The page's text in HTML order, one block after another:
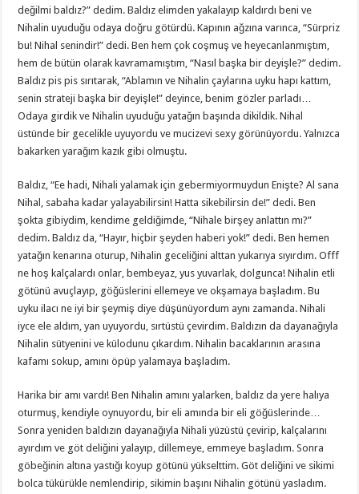
değilmi baldız?” dedim. Baldız elimden yakalayıp kaldırdı beni ve
Nihalin uyuduğu odaya doğru götürdü. Kapının ağzına varınca, “Sürpriz
bu! Nihal senindir!” dedi. Ben hem çok coşmuş ve heyecanlanmıştım,
hem de bütün olarak kavramamıştım, “Nasıl başka bir deyişle?” dedim.
Baldız pis pis sırıtarak, “Ablamın ve Nihalin çaylarına uyku hapı kattım,
senin strateji başka bir deyişle!” deyince, benim gözler parladı…
Odaya girdik ve Nihalin uyuduğu yatağın başında dikildik. Nihal
üstünde bir gecelikle uyuyordu ve mucizevi sexy görünüyordu. Yalnızca
bakarken yarağım kazık gibi olmuştu.
Baldız, “Ee hadi, Nihali yalamak için gebermiyormuydun Enişte? Al sana
Nihal, sabaha kadar yalayabilirsin! Hatta sikebilirsin de!” dedi. Ben
şokta gibiydim, kendime geldiğimde, “Nihale birşey anlattın mı?”
dedim. Baldız da, “Hayır, hiçbir şeyden haberi yok!” dedi. Ben hemen
yatağın kenarına oturup, Nihalin geceliğini alttan yukarıya sıyırdım. Offf
ne hoş kalçalardı onlar, bembeyaz, yus yuvarlak, dolgunca! Nihalin etli
götünü avuçlayıp, göğüslerini ellemeye ve okşamaya başladım. Bu
uyku ilacı ne iyi bir şeymiş diye düşünüyordum aynı zamanda. Nihali
iyce ele aldım, yan uyuyordu, sırtüstü çevirdim. Baldızın da dayanağıyla
Nihalin sütyenini ve külodunu çıkardım. Nihalin bacaklarının arasına
kafamı sokup, amını öpüp yalamaya başladım.
Harika bir amı vardı! Ben Nihalin amını yalarken, baldız da yere halıya
oturmuş, kendiyle oynuyordu, bir eli amında bir eli göğüslerinde…
Sonra yeniden baldızın dayanağıyla Nihali yüzüstü çevirip, kalçalarını
ayırdım ve göt deliğini yalayıp, dillemeye, emmeye başladım. Sonra
göbeğinin altına yastığı koyup götünü yükselttim. Göt deliğini ve sikimi
bolca tükürükle nemlendirip, sikimin başını Nihalin götünü yasladım.